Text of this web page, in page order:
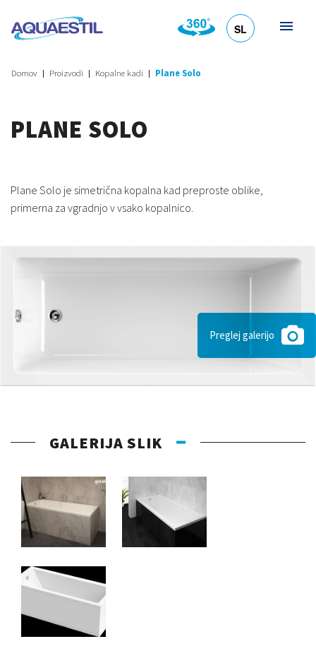
SL
Domov Proizvodi Kopalne kadi Plane Solo
PLANE SOLO
Plane Solo je simetrična kopalna kad preproste oblike,
primerna za vgradnjo v vsako kopalnico.
Preglej galerijo
GALERIJA SLIK